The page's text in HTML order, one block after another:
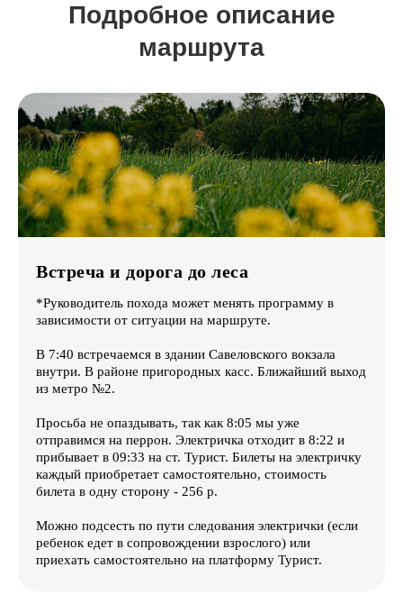
Подробное описание
маршрута
Встреча и дорога до леса
*Руководитель похода может менять программу в
зависимости от ситуации на маршруте.
В 7:40 встречаемся в здании Савеловского вокзала
внутри. В районе пригородных касс. Ближайший выход
из метро №2.
Просьба не опаздывать, так как 8:05 мы уже
отправимся на перрон. Электричка отходит в 8:22 и
прибывает в 09:33 на ст. Турист. Билеты на электричку
каждый приобретает самостоятельно, стоимость
билета в одну сторону - 256 р.
Можно подсесть по пути следования электрички (если
ребенок едет в сопровождении взрослого) или
приехать самостоятельно на платформу Турист.